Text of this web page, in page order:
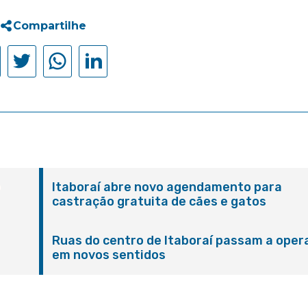
Compartilhe
Itaboraí abre novo agendamento para
castração gratuita de cães e gatos
Ruas do centro de Itaboraí passam a
em novos sentidos